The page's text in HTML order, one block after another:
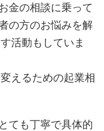
金の相談に乗って
の方のお悩みを解
活動もしていま
えるための起業相
ても丁寧で具体的